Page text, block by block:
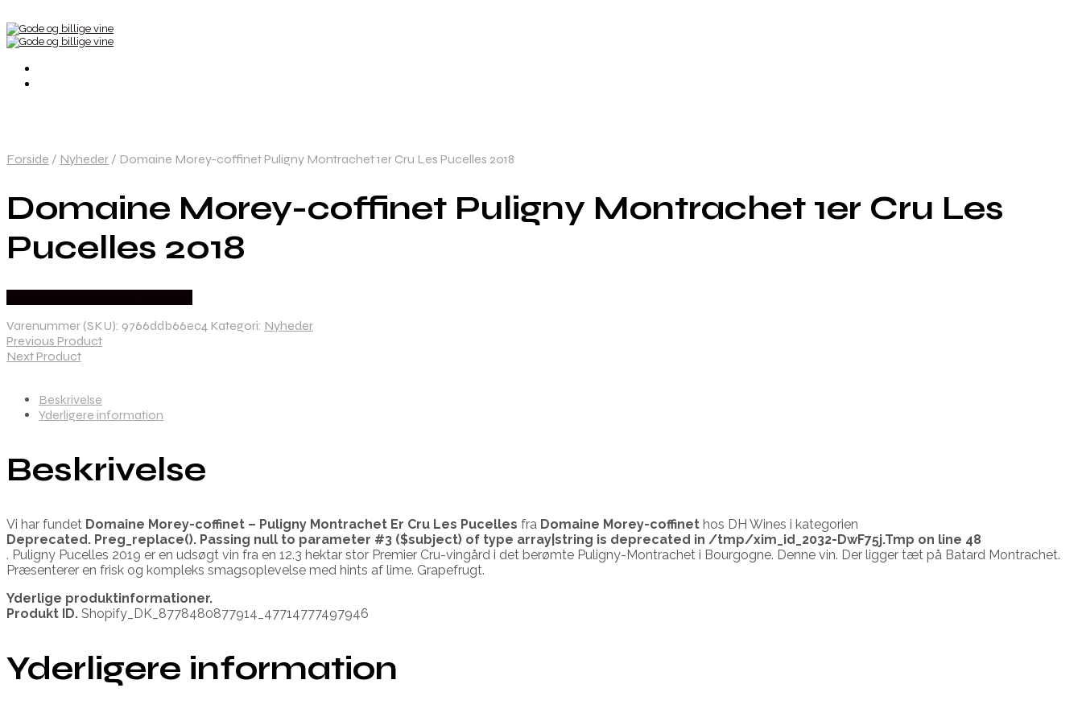
Forside / Nyheder / Domaine Morey-coffinet Puligny Montrachet 1er Cru Les Pucelles 2018
Domaine Morey-coffinet Puligny Montrachet 1er Cru Les
Pucelles 2018
Varenummer (SKU): 9766ddb66ec4 Kategori: Nyheder
Previous Product
Next Product
Beskrivelse
Yderligere information
Beskrivelse
Vi har fundet Domaine Morey-coffinet – Puligny Montrachet Er Cru Les Pucelles fra Domaine Morey-coffinet hos DH Wines i kategorien
Deprecated. Preg_replace(). Passing null to parameter #3 ($subject) of type array|string is deprecated in /tmp/xim_id_2032-DwF75j.Tmp on line 48
. Puligny Pucelles 2019 er en udsøgt vin fra en 12.3 hektar stor Premier Cru-vingård i det berømte Puligny-Montrachet i Bourgogne. Denne vin. Der ligger tæt på Batard Montrachet.
Præsenterer en frisk og kompleks smagsoplevelse med hints af lime. Grapefrugt.
Yderlige produktinformationer.
Produkt ID. Shopify_DK_8778480877914_47714777497946
Yderligere information